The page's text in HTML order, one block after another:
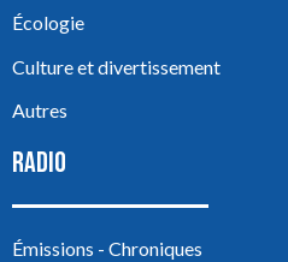
Écologie
Culture et divertissement
Autres
RADIO
Émissions - Chroniques